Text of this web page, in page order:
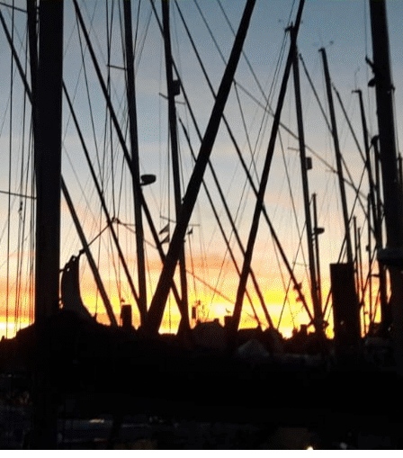
Exporter les lignes sélectionnées
Exporter toutes les colonnes
Exporter uniquement les colonnes affichées
Menu
<
>
Accueil
Nous contacter
?>
Images de la page d'accueil
Cliquez pour éditer